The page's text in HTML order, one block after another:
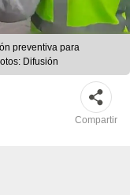
preventiva para
Difusión
Compartir